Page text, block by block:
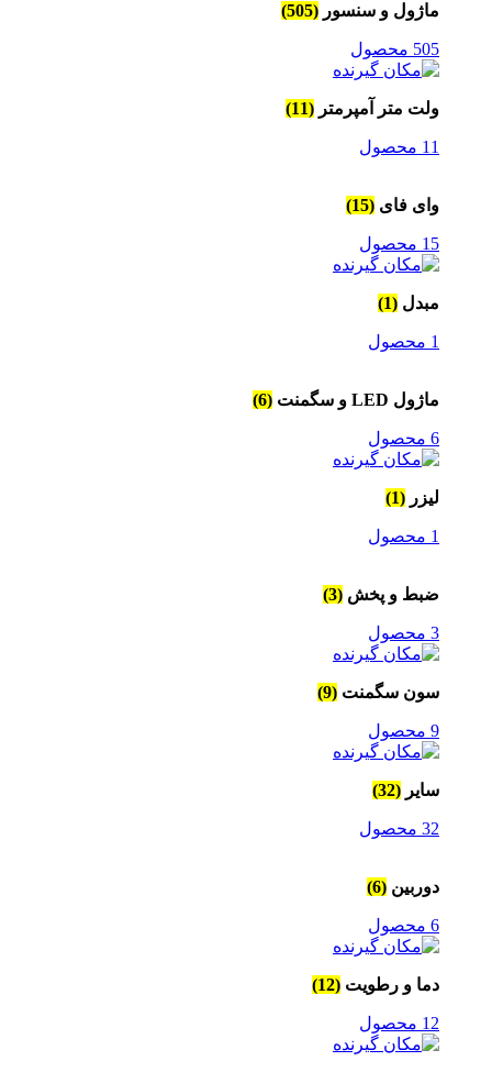
بود. ماژول و سنسور (505)
505 محصول
ولت متر آمپرمتر (11)
11 محصول
وای فای (15)
15 محصول
مبدل (1)
1 محصول
ماژول LED و سگمنت (6)
6 محصول
لیزر (1)
1 محصول
ضبط و پخش (3)
3 محصول
سون سگمنت (9)
9 محصول
سایر (32)
32 محصول
دوربین (6)
6 محصول
دما و رطویت (12)
12 محصول